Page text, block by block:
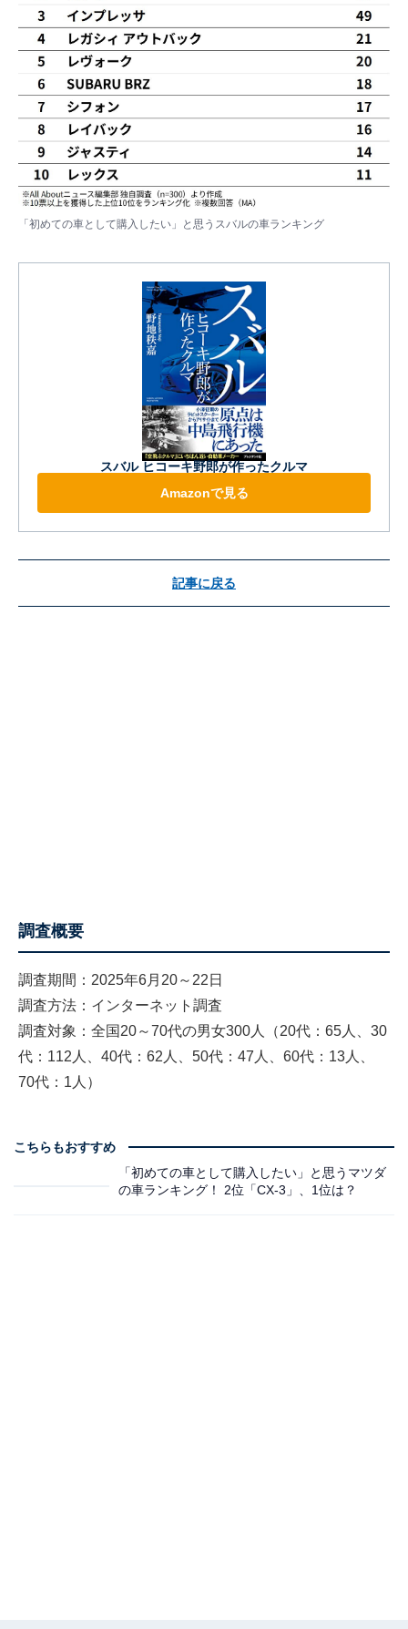
「初めての車として購入したい」と思うスバルの車ランキング
スバル ヒコーキ野郎が作ったクルマ
Amazonで見る
記事に戻る
調査概要
調査期間：2025年6月20～22日
調査方法：インターネット調査
調査対象：全国20～70代の男女300人（20代：65人、30
代：112人、40代：62人、50代：47人、60代：13人、
70代：1人）
こちらもおすすめ
「初めての車として購入したい」と思うマツダ
の車ランキング！ 2位「CX-3」、1位は？